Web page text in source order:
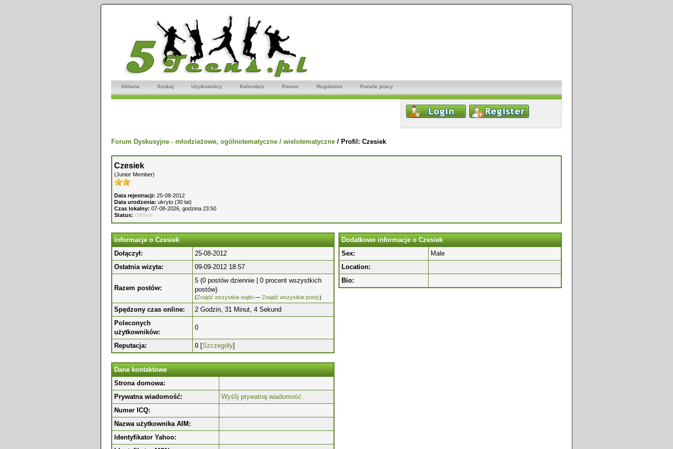
Główna Szukaj Użytkownicy Kalendarz Pomoc Regulamin Portale pracy
Forum Dyskusyjne - młodzieżowe, ogólnotematyczne / wielotematyczne / Profil: Czesiek
Czesiek
(Junior Member)
Data rejestracji: 25-08-2012
Data urodzenia: ukryto (30 lat)
Czas lokalny: 07-08-2026, godzina 23:50
Status: Offline
Informacje o Czesiek
Dołączył:
25-08-2012
Ostatnia wizyta:
09-09-2012 18:57
Razem postów:
5 (0 postów dziennie | 0 procent wszystkich
postów)
(Znajdź wszystkie wątki — Znajdź wszystkie posty)
Spędzony czas online:
2 Godzin, 31 Minut, 4 Sekund
Poleconych
użytkowników:
0
Reputacja: 0 [Szczegóły]
Dane kontaktowe
Strona domowa:
Prywatna wiadomość:
Wyślij prywatną wiadomość.
Numer ICQ:
Nazwa użytkownika AIM:
Identyfikator Yahoo:
Dodatkowe informacje o Czesiek
Sex:
Male
Location:
Bio: